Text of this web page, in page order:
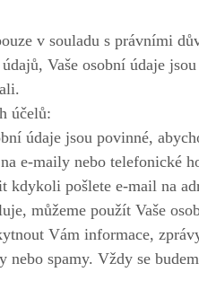
v souladu s právními
Vaše osobní údaje
účelů:
údaje jsou povinné,
e-maily nebo telefonické
kdykoli pošlete e-mail na
můžeme použít Vaše
Vám informace,
spamy. Vždy se